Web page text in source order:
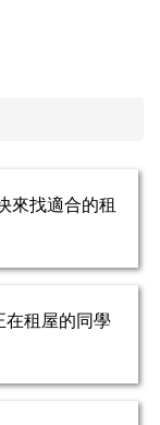
來找適合的租
在租屋的同學